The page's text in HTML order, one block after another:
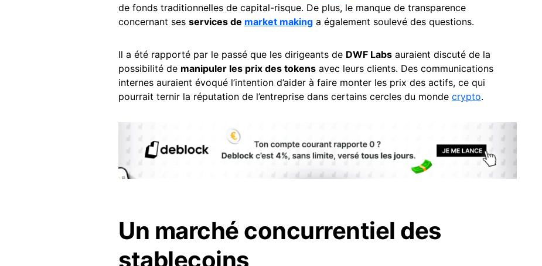
de fonds traditionnelles de capital-risque. De plus, le manque de transparence
concernant ses services de market making a également soulevé des questions.
Il a été rapporté par le passé que les dirigeants de DWF Labs auraient discuté de la
possibilité de manipuler les prix des tokens avec leurs clients. Des communications
internes auraient évoqué l’intention d’aider à faire monter les prix des actifs, ce qui
pourrait ternir la réputation de l’entreprise dans certains cercles du monde crypto.
Un marché concurrentiel des
stablecoins